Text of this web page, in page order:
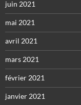
juin 2021
mai 2021
avril 2021
mars 2021
février 2021
janvier 2021